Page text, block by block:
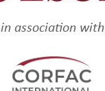
in association with